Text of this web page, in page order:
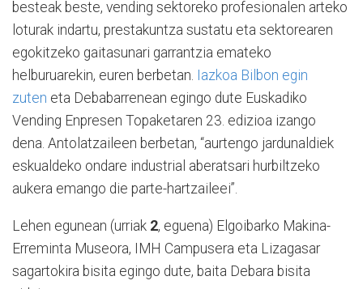
besteak beste, vending sektoreko profesionalen arteko
loturak indartu, prestakuntza sustatu eta sektorearen
egokitzeko gaitasunari garrantzia emateko
helburuarekin, euren berbetan. Iazkoa Bilbon egin
zuten eta Debabarrenean egingo dute Euskadiko
Vending Enpresen Topaketaren 23. edizioa izango
dena. Antolatzaileen berbetan, “aurtengo jardunaldiek
eskualdeko ondare industrial aberatsari hurbiltzeko
aukera emango die parte-hartzaileei”.
Lehen egunean (urriak 2, eguena) Elgoibarko Makina-
Erreminta Museora, IMH Campusera eta Lizagasar
sagartokira bisita egingo dute, baita Debara bisita